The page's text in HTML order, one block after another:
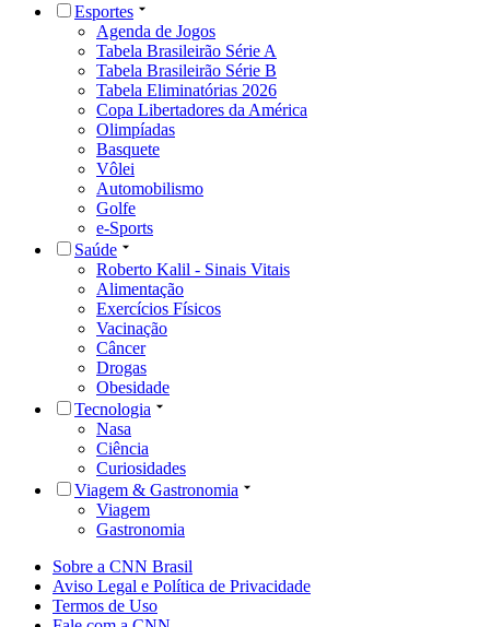
Esportes
Agenda de Jogos
Tabela Brasileirão Série A
Tabela Brasileirão Série B
Tabela Eliminatórias 2026
Copa Libertadores da América
Olimpíadas
Basquete
Vôlei
Automobilismo
Golfe
e-Sports
Saúde
Roberto Kalil - Sinais Vitais
Alimentação
Exercícios Físicos
Vacinação
Câncer
Drogas
Obesidade
Tecnologia
Nasa
Ciência
Curiosidades
Viagem & Gastronomia
Viagem
Gastronomia
Sobre a CNN Brasil
Aviso Legal e Política de Privacidade
Termos de Uso